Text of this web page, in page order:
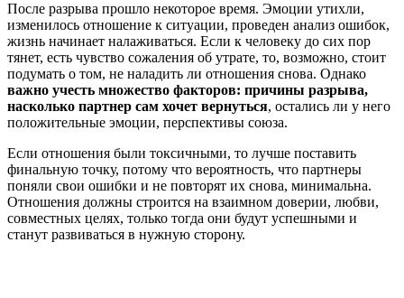
После разрыва прошло некоторое время. Эмоции утихли,
изменилось отношение к ситуации, проведен анализ ошибок,
жизнь начинает налаживаться. Если к человеку до сих пор
тянет, есть чувство сожаления об утрате, то, возможно, стоит
подумать о том, не наладить ли отношения снова. Однако
важно учесть множество факторов: причины разрыва,
насколько партнер сам хочет вернуться, остались ли у него
положительные эмоции, перспективы союза.
Если отношения были токсичными, то лучше поставить
финальную точку, потому что вероятность, что партнеры
поняли свои ошибки и не повторят их снова, минимальна.
Отношения должны строится на взаимном доверии, любви,
совместных целях, только тогда они будут успешными и
станут развиваться в нужную сторону.